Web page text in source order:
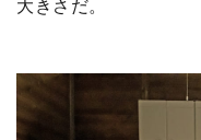
大きさだ。